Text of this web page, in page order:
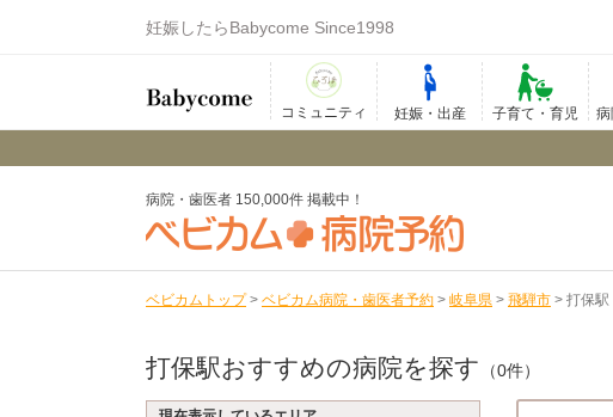
妊娠したらBabycome Since1998
コミュニティ 妊娠・出産 子育て・育児 病
病院・歯医者 150,000件 掲載中！
ベビカムトップ > ベビカム病院・歯医者予約 > 岐阜県 > 飛騨市 > 打保駅
打保駅おすすめの病院を探す （0件）